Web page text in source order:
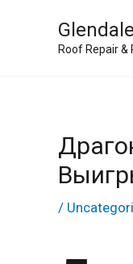
Roof Repair &
/